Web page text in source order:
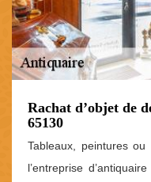
Rachat d’objet de
65130
Tableaux, peintures
l’entreprise